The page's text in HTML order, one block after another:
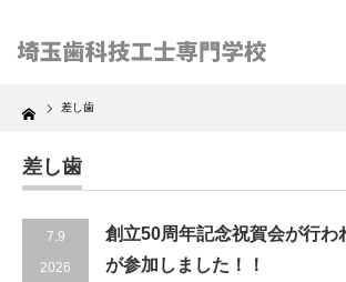
Home 差し歯
差し歯
7.9
2026
創立50周年記念祝賀会が行わ
が参加しました！！